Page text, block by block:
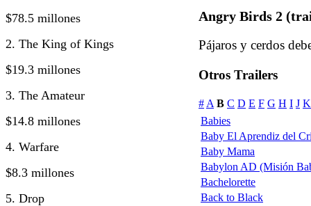
$78.5 millones
2. The King of Kings
$19.3 millones
3. The Amateur
$14.8 millones
4. Warfare
$8.3 millones
5. Drop
Angry Birds 2
Pájaros y cerdos
Otros Trailers
# A B C D E F G H I J K
Babies
Baby El Aprendiz del
Baby Mama
Babylon AD (Misión
Bachelorette
Back to Black